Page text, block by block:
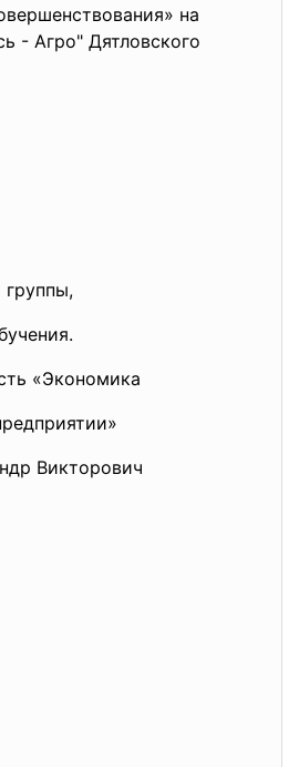
на
- Агро" Дятловского
группы,
«Экономика
Викторович